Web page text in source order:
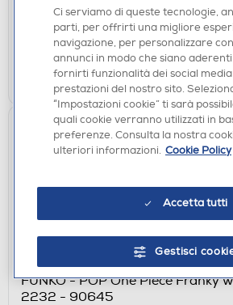
Acquisto online:disponibile
Ritiro in negozio in 30' gratuito:
AGGIUNGI
ACCESSORI HOME ENTERTAINMENT
FUNKO - POP One Piece Franky
2232 - 90645
Ci serviamo di queste tecnologie,
parti, per offrirti una migliore
navigazione, per personalizzare
annunci in modo che siano
fornirti funzionalità dei social
prestazioni del nostro sito.
“Impostazioni cookie” ti sarà
quali cookie verranno utilizzati in
preferenze. Consulta la nostra
ulteriori informazioni. Cookie Policy
Accetta tutti
Gestisci